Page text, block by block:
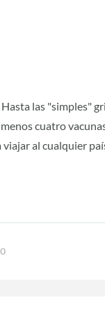
las "simples"
cuatro
al cualquier
0